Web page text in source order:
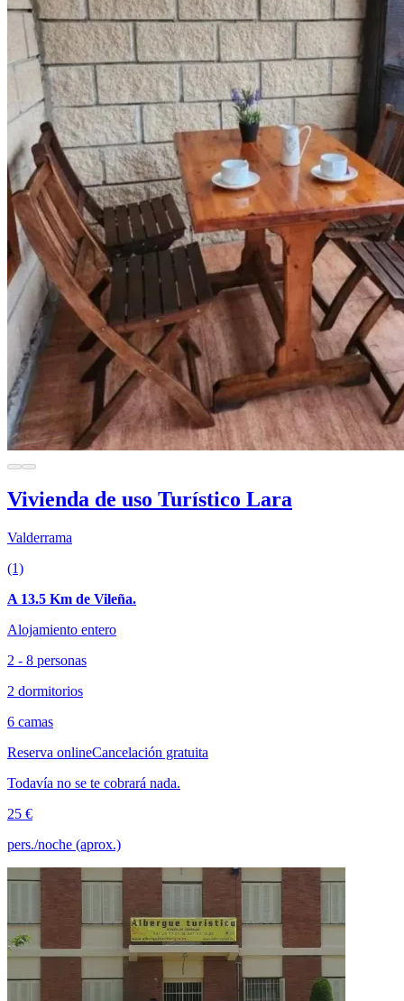
Vivienda de uso Turístico Lara
Valderrama
(1)
A 13.5 Km de Vileña.
Alojamiento entero
2 - 8 personas
2 dormitorios
6 camas
Reserva onlineCancelación gratuita
Todavía no se te cobrará nada.
25 €
pers./noche (aprox.)